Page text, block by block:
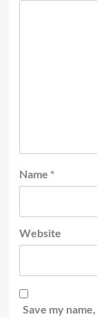
Name *
Website
Save my